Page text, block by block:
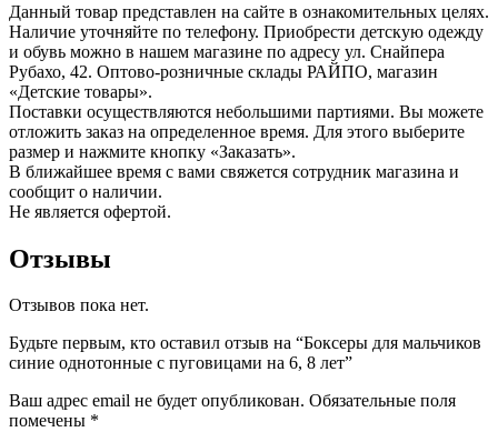
Данный товар представлен на сайте в ознакомительных целях.
Наличие уточняйте по телефону. Приобрести детскую одежду
и обувь можно в нашем магазине по адресу ул. Снайпера
Рубахо, 42. Оптово-розничные склады РАЙПО, магазин
«Детские товары».
Поставки осуществляются небольшими партиями. Вы можете
отложить заказ на определенное время. Для этого выберите
размер и нажмите кнопку «Заказать».
В ближайшее время с вами свяжется сотрудник магазина и
сообщит о наличии.
Не является офертой.
Отзывы
Отзывов пока нет.
Будьте первым, кто оставил отзыв на “Боксеры для мальчиков
синие однотонные с пуговицами на 6, 8 лет”
Ваш адрес email не будет опубликован. Обязательные поля
помечены *